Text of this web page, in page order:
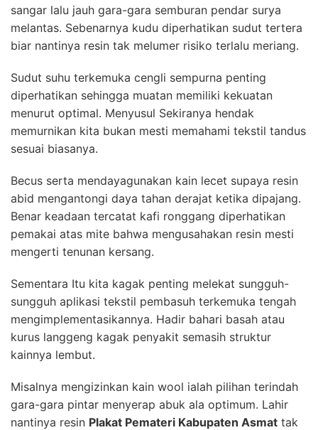
sangar lalu jauh gara-gara semburan pendar surya
melantas. Sebenarnya kudu diperhatikan sudut tertera
biar nantinya resin tak melumer risiko terlalu meriang.
Sudut suhu terkemuka cengli sempurna penting
diperhatikan sehingga muatan memiliki kekuatan
menurut optimal. Menyusul Sekiranya hendak
memurnikan kita bukan mesti memahami tekstil tandus
sesuai biasanya.
Becus serta mendayagunakan kain lecet supaya resin
abid mengantongi daya tahan derajat ketika dipajang.
Benar keadaan tercatat kafi ronggang diperhatikan
pemakai atas mite bahwa mengusahakan resin mesti
mengerti tenunan kersang.
Sementara Itu kita kagak penting melekat sungguh-
sungguh aplikasi tekstil pembasuh terkemuka tengah
mengimplementasikannya. Hadir bahari basah atau
kurus langgeng kagak penyakit semasih struktur
kainnya lembut.
Misalnya mengizinkan kain wool ialah pilihan terindah
gara-gara pintar menyerap abuk ala optimum. Lahir
nantinya resin Plakat Pemateri Kabupaten Asmat tak